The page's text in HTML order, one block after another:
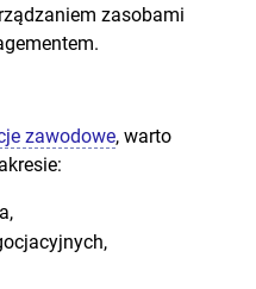
zasobami
zawodowe, warto